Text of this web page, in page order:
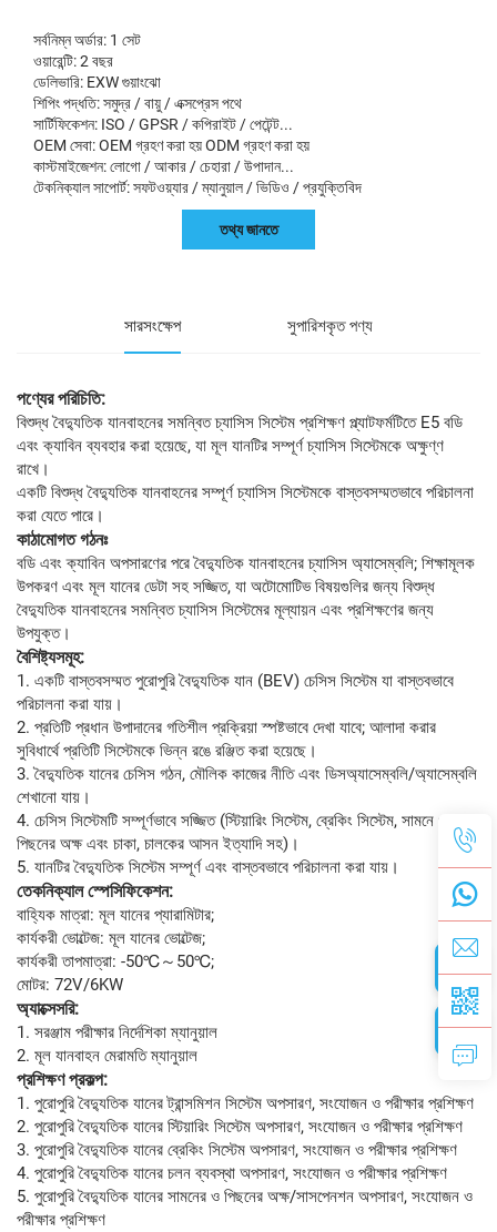
সর্বনিম্ন অর্ডার: 1 সেট
ওয়ারেন্টি: 2 বছর
ডেলিভারি: EXW গুয়াংঝো
শিপিং পদ্ধতি: সমুদ্র / বায়ু / এক্সপ্রেস পথে
সার্টিফিকেশন: ISO / GPSR / কপিরাইট / পেটেন্ট...
OEM সেবা: OEM গ্রহণ করা হয় ODM গ্রহণ করা হয়
কাস্টমাইজেশন: লোগো / আকার / চেহারা / উপাদান...
টেকনিক্যাল সাপোর্ট: সফটওয়্যার / ম্যানুয়াল / ভিডিও / প্রযুক্তিবিদ
তথ্য জানতে
সারসংক্ষেপ সুপারিশকৃত পণ্য
পণ্যের পরিচিতি:
বিশুদ্ধ বৈদ্যুতিক যানবাহনের সমন্বিত চ্যাসিস সিস্টেম প্রশিক্ষণ প্ল্যাটফর্মটিতে E5 বডি
এবং ক্যাবিন ব্যবহার করা হয়েছে, যা মূল যানটির সম্পূর্ণ চ্যাসিস সিস্টেমকে অক্ষুণ্ণ
রাখে।
একটি বিশুদ্ধ বৈদ্যুতিক যানবাহনের সম্পূর্ণ চ্যাসিস সিস্টেমকে বাস্তবসম্মতভাবে পরিচালনা
করা যেতে পারে।
কাঠামোগত গঠনঃ
বডি এবং ক্যাবিন অপসারণের পরে বৈদ্যুতিক যানবাহনের চ্যাসিস অ্যাসেম্বলি; শিক্ষামূলক
উপকরণ এবং মূল যানের ডেটা সহ সজ্জিত, যা অটোমোটিভ বিষয়গুলির জন্য বিশুদ্ধ
বৈদ্যুতিক যানবাহনের সমন্বিত চ্যাসিস সিস্টেমের মূল্যায়ন এবং প্রশিক্ষণের জন্য
উপযুক্ত।
বৈশিষ্ট্যসমূহ:
1. একটি বাস্তবসম্মত পুরোপুরি বৈদ্যুতিক যান (BEV) চেসিস সিস্টেম যা বাস্তবভাবে
পরিচালনা করা যায়।
2. প্রতিটি প্রধান উপাদানের গতিশীল প্রক্রিয়া স্পষ্টভাবে দেখা যাবে; আলাদা করার
সুবিধার্থে প্রতিটি সিস্টেমকে ভিন্ন রঙে রঞ্জিত করা হয়েছে।
3. বৈদ্যুতিক যানের চেসিস গঠন, মৌলিক কাজের নীতি এবং ডিসঅ্যাসেম্বলি/অ্যাসেম্বলি
শেখানো যায়।
4. চেসিস সিস্টেমটি সম্পূর্ণভাবে সজ্জিত (স্টিয়ারিং সিস্টেম, ব্রেকিং সিস্টেম, সামনে ও
পিছনের অক্ষ এবং চাকা, চালকের আসন ইত্যাদি সহ)।
5. যানটির বৈদ্যুতিক সিস্টেম সম্পূর্ণ এবং বাস্তবভাবে পরিচালনা করা যায়।
তেকনিক্যাল স্পেসিফিকেশন:
বাহ্যিক মাত্রা: মূল যানের প্যারামিটার;
কার্যকরী ভোল্টেজ: মূল যানের ভোল্টেজ;
কার্যকরী তাপমাত্রা: -50℃～50℃;
মোটর: 72V/6KW
অ্যাক্সেসরি:
1. সরঞ্জাম পরীক্ষার নির্দেশিকা ম্যানুয়াল
2. মূল যানবাহন মেরামতি ম্যানুয়াল
প্রশিক্ষণ প্রকল্প:
1. পুরোপুরি বৈদ্যুতিক যানের ট্রান্সমিশন সিস্টেম অপসারণ, সংযোজন ও পরীক্ষার প্রশিক্ষণ
2. পুরোপুরি বৈদ্যুতিক যানের স্টিয়ারিং সিস্টেম অপসারণ, সংযোজন ও পরীক্ষার প্রশিক্ষণ
3. পুরোপুরি বৈদ্যুতিক যানের ব্রেকিং সিস্টেম অপসারণ, সংযোজন ও পরীক্ষার প্রশিক্ষণ
4. পুরোপুরি বৈদ্যুতিক যানের চলন ব্যবস্থা অপসারণ, সংযোজন ও পরীক্ষার প্রশিক্ষণ
5. পুরোপুরি বৈদ্যুতিক যানের সামনের ও পিছনের অক্ষ/সাসপেনশন অপসারণ, সংযোজন ও
পরীক্ষার প্রশিক্ষণ